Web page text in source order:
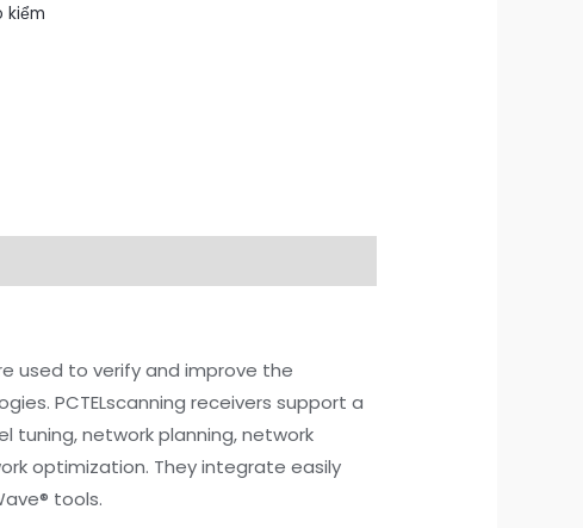
kiểm
used to verify and improve the
PCTELscanning receivers support a
tuning, network planning, network
optimization. They integrate easily
tools.